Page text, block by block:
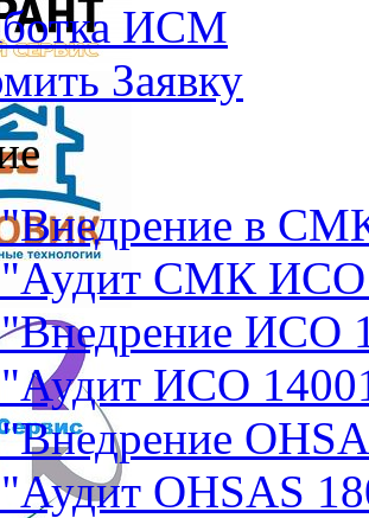
ИСМ
Заявку
"Внедрение в
"Аудит СМК ИСО
ИСО
ИСО
OHSAS